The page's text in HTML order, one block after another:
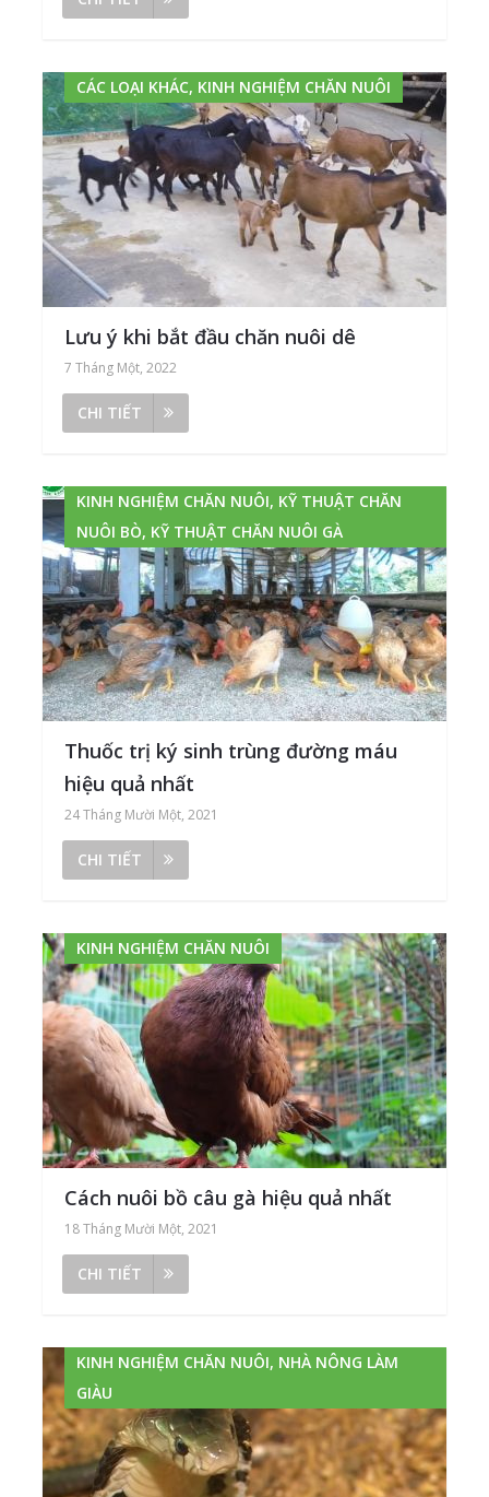
CÁC LOẠI KHÁC, KINH NGHIỆM CHĂN NUÔI
Lưu ý khi bắt đầu chăn nuôi dê
7 Tháng Một, 2022
CHI TIẾT
KINH NGHIỆM CHĂN NUÔI, KỸ THUẬT CHĂN
NUÔI BÒ, KỸ THUẬT CHĂN NUÔI GÀ
Thuốc trị ký sinh trùng đường máu
hiệu quả nhất
24 Tháng Mười Một, 2021
CHI TIẾT
KINH NGHIỆM CHĂN NUÔI
Cách nuôi bồ câu gà hiệu quả nhất
18 Tháng Mười Một, 2021
CHI TIẾT
KINH NGHIỆM CHĂN NUÔI, NHÀ NÔNG LÀM
GIÀU